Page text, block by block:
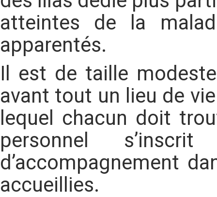
atteintes de la
apparentés.
Il est de taille
avant tout un lieu de
lequel chacun doit
personnel
d’accompagnement
accueillies.